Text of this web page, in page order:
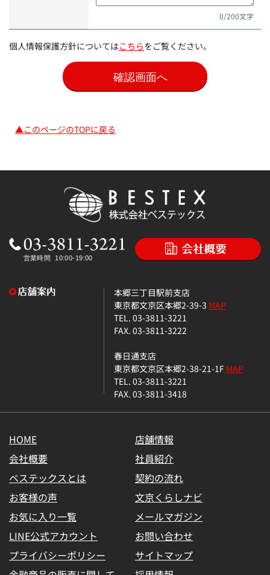
0/200文字
個人情報保護方針についてはこちらをご覧ください。
▲このページのTOPに戻る
本郷三丁目駅前支店
東京都文京区本郷2-39-3 MAP
TEL. 03-3811-3221
FAX. 03-3811-3222
春日通支店
東京都文京区本郷2-38-21-1FMAP
TEL. 03-3811-3221
FAX. 03-3811-3418
HOME
店舗情報
会社概要
社員紹介
ベステックスとは
契約の流れ
お客様の声
文京くらしナビ
お気に入り一覧
メールマガジン
LINE公式アカウント
お問い合わせ
プライバシーポリシー
サイトマップ